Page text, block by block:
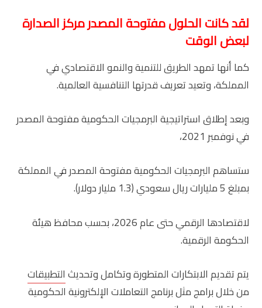
لقد كانت الحلول مفتوحة المصدر مركز الصدارة
لبعض الوقت
كما أنها تمهد الطريق للتنمية والنمو الاقتصادي في
المملكة، وتعيد تعريف قدرتها التنافسية العالمية.
وبعد إطلاق استراتيجية البرمجيات الحكومية مفتوحة المصدر
في نوفمبر 2021،
ستساهم البرمجيات الحكومية مفتوحة المصدر في المملكة
بمبلغ 5 مليارات ريال سعودي (1.3 مليار دولار).
لاقتصادها الرقمي حتى عام 2026، بحسب محافظ هيئة
الحكومة الرقمية.
يتم تقديم الابتكارات المتطورة وتكامل وتحديثالتطبيقات
من خلال برامج مثل برنامج التعاملات الإلكترونية الحكومية